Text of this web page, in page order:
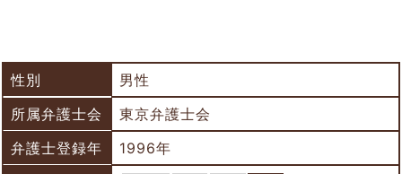
性別
男性
所属弁護士会
東京弁護士会
弁護士登録年
1996年